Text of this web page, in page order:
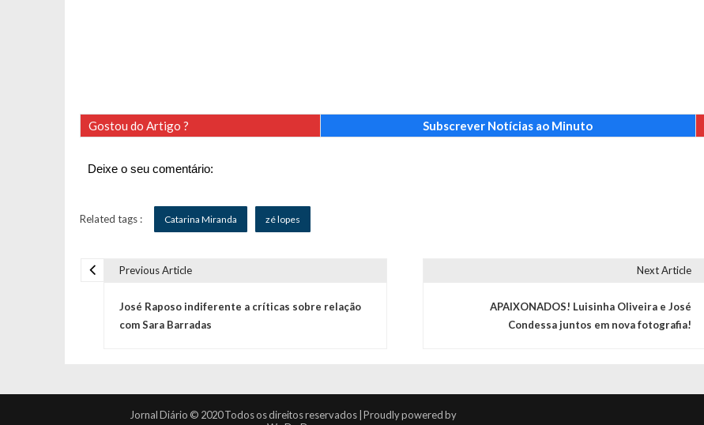
Gostou do Artigo ? Subscrever Notícias ao Minuto
Deixe o seu comentário:
Related tags : Catarina Miranda zé lopes
Previous Article
José Raposo indiferente a críticas sobre relação
com Sara Barradas
Next Article
APAIXONADOS! Luisinha Oliveira e José
Condessa juntos em nova fotografia!
Jornal Diário © 2020 Todos os direitos reservados | Proudly powered by